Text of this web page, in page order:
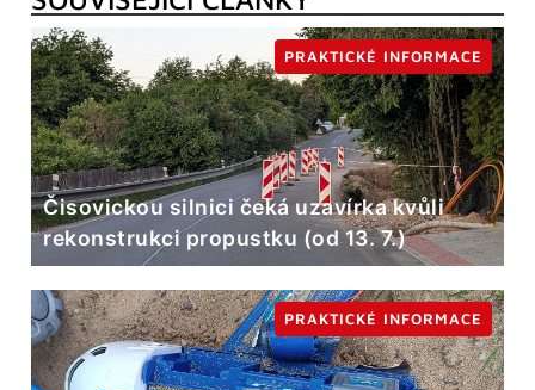
Čisovickou silnici čeká uzavírka kvůli
rekonstrukci propustku (od 13. 7.)
PRAKTICKÉ INFORMACE
PRAKTICKÉ INFORMACE